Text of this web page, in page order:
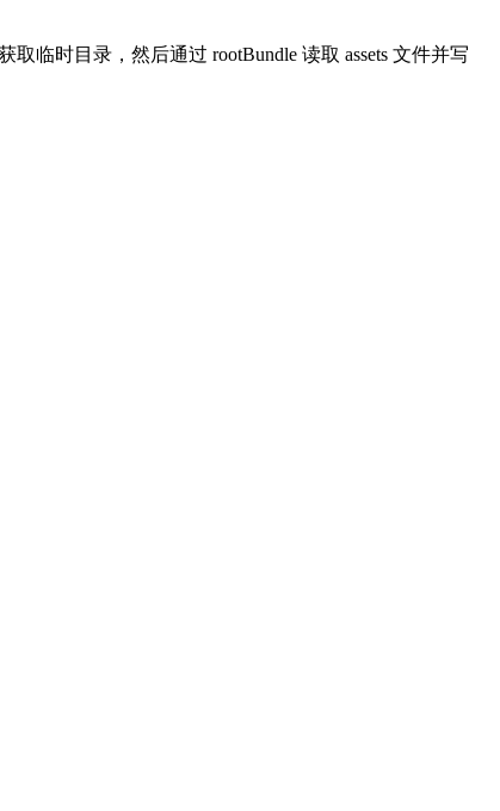
临时目录，然后通过 rootBundle 读取 assets 文件并写